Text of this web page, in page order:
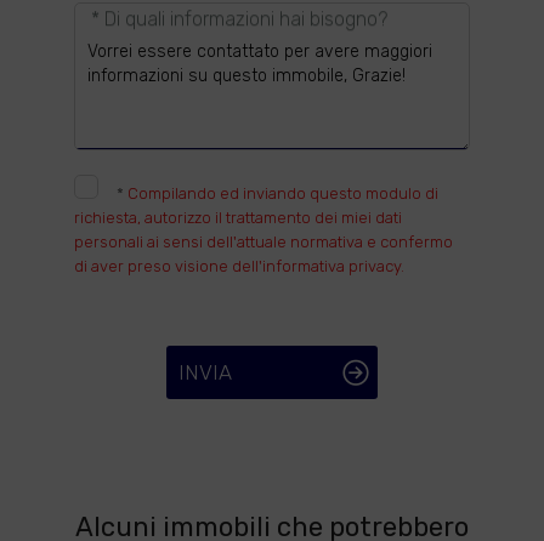
* Di quali informazioni hai bisogno?
* Compilando ed inviando questo modulo di
richiesta, autorizzo il trattamento dei miei dati
personali ai sensi dell'attuale normativa e confermo
di aver preso visione dell'informativa privacy.
INVIA
Alcuni immobili che potrebbero